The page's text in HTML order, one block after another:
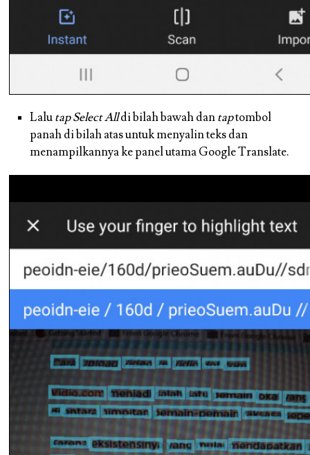
LalutapSelect Alldi bilah bawah dantaptombol
panah di bilah atas untuk menyalin teks dan
menampilkannya ke panel utama Google Translate.